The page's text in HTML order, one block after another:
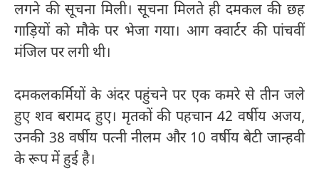
लगने की सूचना मिली। सूचना मिलते ही दमकल की छह
गाड़ियों को मौके पर भेजा गया। आग क्वार्टर की पांचवीं
मंजिल पर लगी थी।
दमकलकर्मियों के अंदर पहुंचने पर एक कमरे से तीन जले
हुए शव बरामद हुए। मृतकों की पहचान 42 वर्षीय अजय,
उनकी 38 वर्षीय पत्नी नीलम और 10 वर्षीय बेटी जान्हवी
के रूप में हुई है।